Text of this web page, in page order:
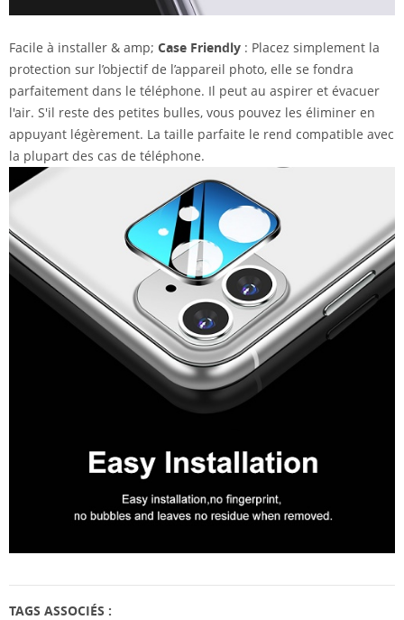
Facile à installer & amp; Case Friendly : Placez simplement la
protection sur l’objectif de l’appareil photo, elle se fondra
parfaitement dans le téléphone. Il peut au aspirer et évacuer
l'air. S'il reste des petites bulles, vous pouvez les éliminer en
appuyant légèrement. La taille parfaite le rend compatible avec
la plupart des cas de téléphone.
TAGS ASSOCIÉS :